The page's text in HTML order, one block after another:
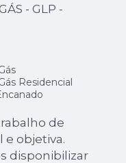
- GLP -
Residencial
de
e objetiva.
disponibilizar